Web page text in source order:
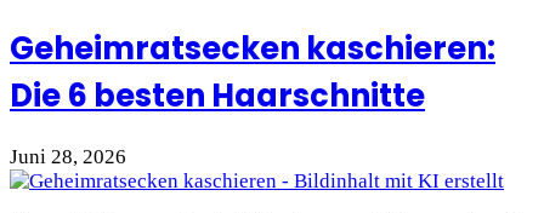
Geheimratsecken kaschieren:
Die 6 besten Haarschnitte
Juni 28, 2026